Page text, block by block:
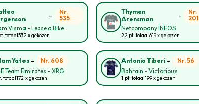
-
Nr.
535
Visma - Lease a Bike
totaal532 x gekozen
Thymen
Arensman
-
Nr.
201
Netcompany INEOS
22 pt. totaal619 x gekozen
Yates -
Nr. 608
Team Emirates - XRG
totaal172 x gekozen
Antonio Tiberi-
Nr. 56
Bahrain - Victorious
1 pt. totaal199 x gekozen